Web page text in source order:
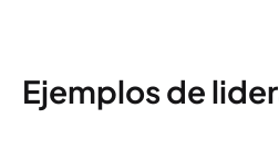
Ejemplos de